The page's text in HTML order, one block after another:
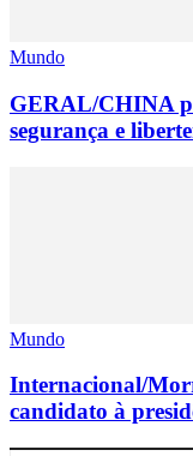
Mundo
GERAL/CHINA
segurança e
Mundo
Internacional/
candidato à